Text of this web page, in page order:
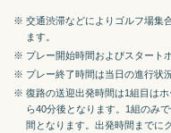
※ 交通渋滞などによりゴルフ場集
ます。
※ プレー開始時間およびスタート
※ プレー終了時間は当日の進行状
※ 復路の送迎出発時間は1組目は
ら40分後となります。1組のみ
間となります。出発時間までに